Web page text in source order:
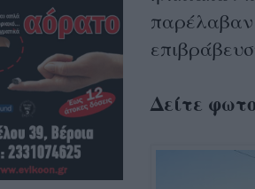
παρέλαβαν
Δείτε